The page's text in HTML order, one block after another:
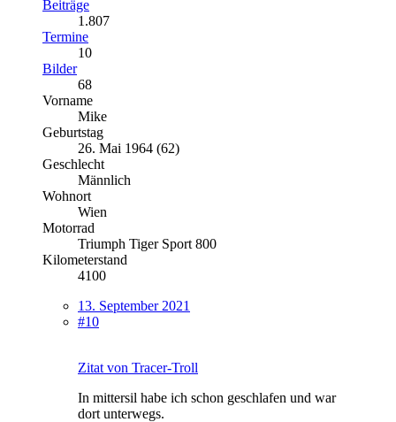
Beiträge
1.807
Termine
10
Bilder
68
Vorname
Mike
Geburtstag
26. Mai 1964 (62)
Geschlecht
Männlich
Wohnort
Wien
Motorrad
Triumph Tiger Sport 800
Kilometerstand
4100
13. September 2021
#10
Zitat von Tracer-Troll
In mittersil habe ich schon geschlafen und war
dort unterwegs.